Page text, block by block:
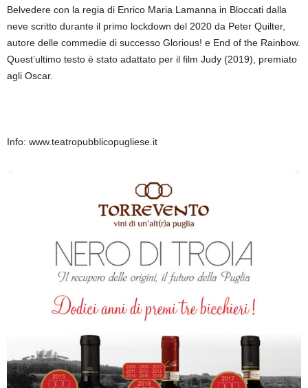
Belvedere con la regia di Enrico Maria Lamanna in Bloccati dalla
neve scritto durante il primo lockdown del 2020 da Peter Quilter,
autore delle commedie di successo Glorious! e End of the Rainbow.
Quest’ultimo testo è stato adattato per il film Judy (2019), premiato
agli Oscar.
Info: www.teatropubblicopugliese.it